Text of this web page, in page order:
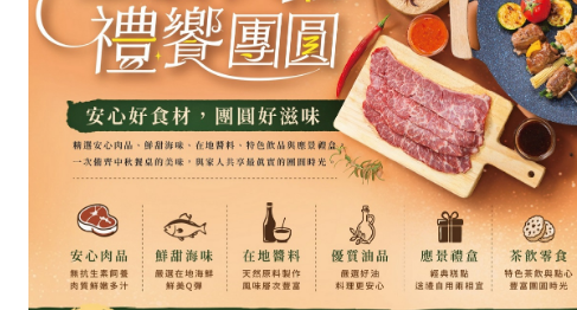
每年活動，邵老師會在家裡先寫好大眾喜愛的長條聯或斗方供社員
點餐後進站所利用，結帳完再出來取春聯，流程順暢，一點也不浪
的活動，也吸引了不少過路客及鄰居，成為社區敦親睦鄰的美好橋
設計特別的花樣；例如將生肖動物融入書法中，充滿了童趣，也讓木
社員的回饋尤其讓鈴玉充滿動力，如有社員說，書法老師可以客製
的無價字寶！社員們也感謝木柵站每年提供這麼好的過年氛圍，讓大
「之前有社員帶著還在認字的小小孩來，老師慈祥地讓孩試寫，如
惜食 RPET 食譜 減硝酸鹽 雞蛋